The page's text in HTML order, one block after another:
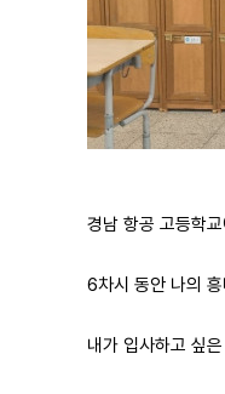
경남 항공 고등학
6차시 동안 나의
내가 입사하고 싶